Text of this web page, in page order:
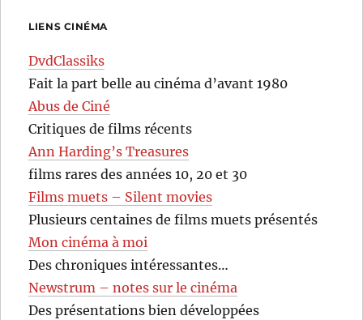
LIENS CINÉMA
DvdClassiks
Fait la part belle au cinéma d’avant 1980
Abus de Ciné
Critiques de films récents
Ann Harding’s Treasures
films rares des années 10, 20 et 30
Films muets – Silent movies
Plusieurs centaines de films muets présentés
Mon cinéma à moi
Des chroniques intéressantes…
Newstrum – notes sur le cinéma
Des présentations bien développées